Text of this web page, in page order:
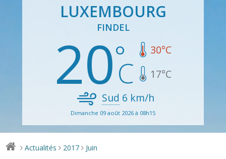
LUXEMBOURG
FINDEL
20 30°C
17°C
Sud 6 km/h
Dimanche 09 août 2026 à 08h15
> Actualités > 2017 > Juin